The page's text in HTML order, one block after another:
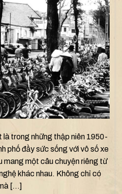
trong những thập niên 1950-
phố đầy sức sống với vô số xe
mang một câu chuyện riêng từ
khác nhau. Không chỉ có
[…]